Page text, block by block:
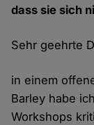
dass sie sich
Sehr geehrte
in einem
Barley habe
Workshops